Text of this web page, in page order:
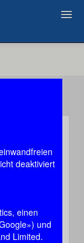
deaktiviert
einen
und
Limited.
60 Sekunden